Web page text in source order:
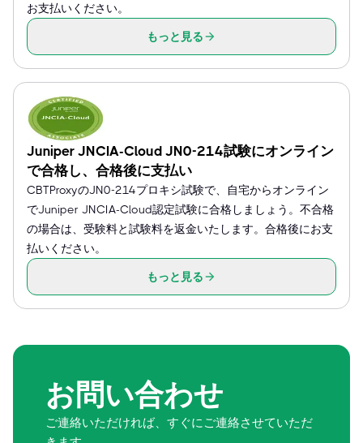
お支払いください。
もっと見る
Juniper JNCIA-Cloud JN0-214試験にオンライン
で合格し、合格後に支払い
CBTProxyのJN0-214プロキシ試験で、自宅からオンライン
でJuniper JNCIA-Cloud認定試験に合格しましょう。不合格
の場合は、受験料と試験料を返金いたします。合格後にお支
払いください。
もっと見る
お問い合わせ
ご連絡いただければ、すぐにご連絡させていただ